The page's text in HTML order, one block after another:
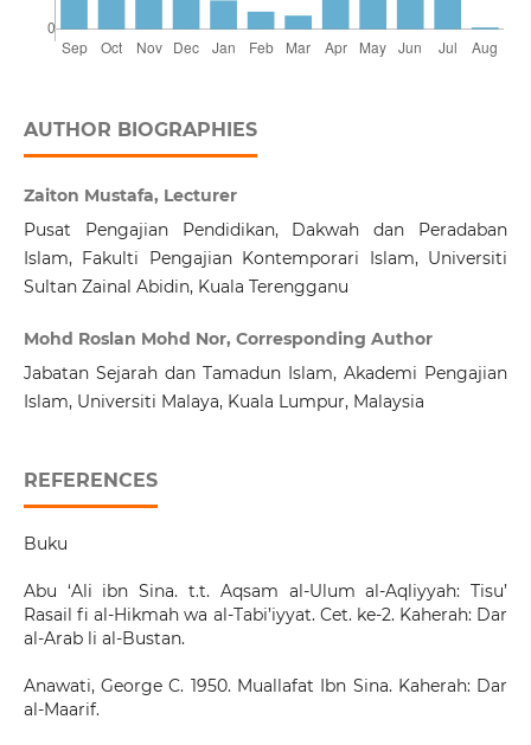
AUTHOR BIOGRAPHIES
Zaiton Mustafa, Lecturer
Pusat Pengajian Pendidikan, Dakwah dan Peradaban
Islam, Fakulti Pengajian Kontemporari Islam, Universiti
Sultan Zainal Abidin, Kuala Terengganu
Mohd Roslan Mohd Nor, Corresponding Author
Jabatan Sejarah dan Tamadun Islam, Akademi Pengajian
Islam, Universiti Malaya, Kuala Lumpur, Malaysia
REFERENCES
Buku
Abu ‘Ali ibn Sina. t.t. Aqsam al-Ulum al-Aqliyyah: Tisu’
Rasail fi al-Hikmah wa al-Tabi’iyyat. Cet. ke-2. Kaherah: Dar
al-Arab li al-Bustan.
Anawati, George C. 1950. Muallafat Ibn Sina. Kaherah: Dar
al-Maarif.